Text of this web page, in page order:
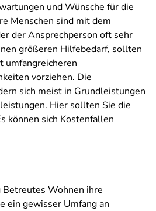
und Wünsche für die
Menschen sind mit dem
der Ansprechperson oft sehr
größeren Hilfebedarf, sollten
umfangreicheren
vorziehen. Die
sich meist in Grundleistungen
Hier sollten Sie die
können sich Kostenfallen
Betreutes Wohnen ihre
ein gewisser Umfang an